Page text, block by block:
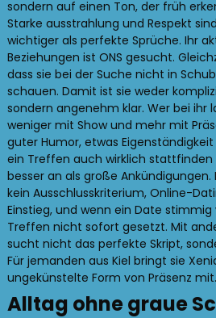
sondern auf einen Ton, der früh
Starke ausstrahlung und Respekt
wichtiger als perfekte Sprüche. Ihr
Beziehungen ist ONS gesucht.
dass sie bei der Suche nicht in
schauen. Damit ist sie weder
sondern angenehm klar. Wer bei ihr
weniger mit Show und mehr mit
guter Humor, etwas
ein Treffen auch wirklich
besser an als große
kein Ausschlusskriterium, Online-
Einstieg, und wenn ein Date
Treffen nicht sofort gesetzt. Mit
sucht nicht das perfekte Skript,
Für jemanden aus Kiel bringt sie
ungekünstelte Form von Präsenz mit.
Alltag ohne graue